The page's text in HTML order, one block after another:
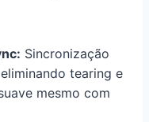
Sincronização
tearing e
mesmo com